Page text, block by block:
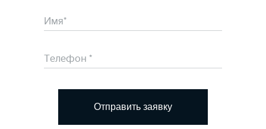
Отправить заявку